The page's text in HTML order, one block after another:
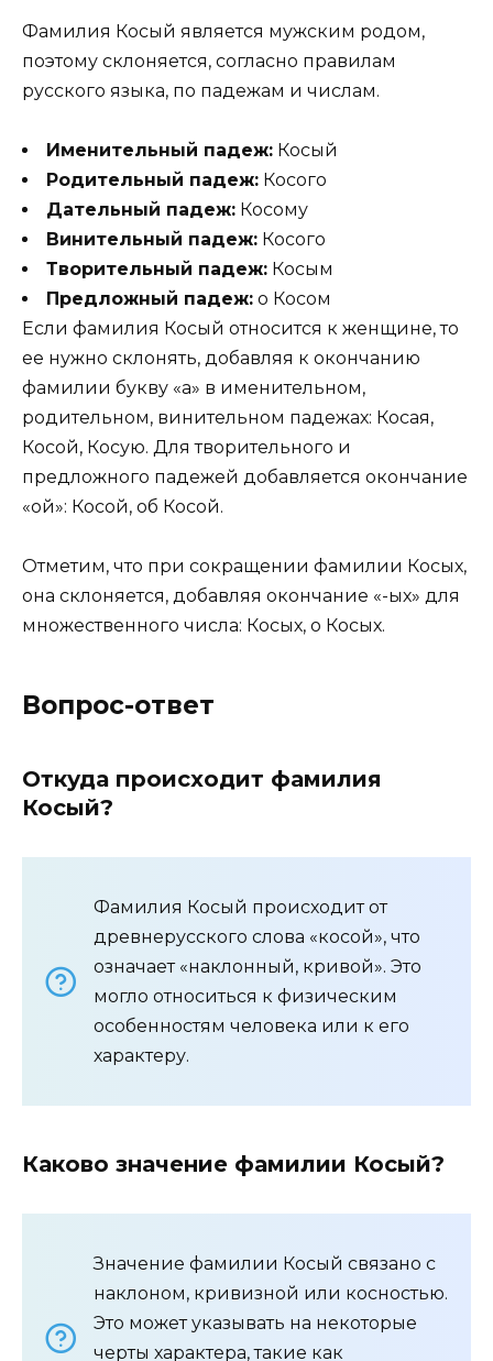
Фамилия Косый является мужским родом,
поэтому склоняется, согласно правилам
русского языка, по падежам и числам.
Именительный падеж: Косый
Родительный падеж: Косого
Дательный падеж: Косому
Винительный падеж: Косого
Творительный падеж: Косым
Предложный падеж: о Косом
Если фамилия Косый относится к женщине, то
ее нужно склонять, добавляя к окончанию
фамилии букву «а» в именительном,
родительном, винительном падежах: Косая,
Косой, Косую. Для творительного и
предложного падежей добавляется окончание
«ой»: Косой, об Косой.
Отметим, что при сокращении фамилии Косых,
она склоняется, добавляя окончание «-ых» для
множественного числа: Косых, о Косых.
Вопрос-ответ
Откуда происходит фамилия
Косый?
Фамилия Косый происходит от
древнерусского слова «косой», что
означает «наклонный, кривой». Это
могло относиться к физическим
особенностям человека или к его
характеру.
Каково значение фамилии Косый?
Значение фамилии Косый связано с
наклоном, кривизной или косностью.
Это может указывать на некоторые
черты характера, такие как